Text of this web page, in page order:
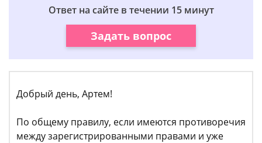
Ответ на сайте в течении 15 минут
Задать вопрос
Добрый день, Артем!
По общему правилу, если имеются противоречия
между зарегистрированными правами и уже